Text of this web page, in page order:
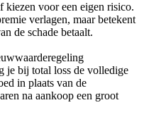
kiezen voor een eigen risico.
verlagen, maar betekent
de schade betaalt.
je bij total loss de volledige
in plaats van de
na aankoop een groot